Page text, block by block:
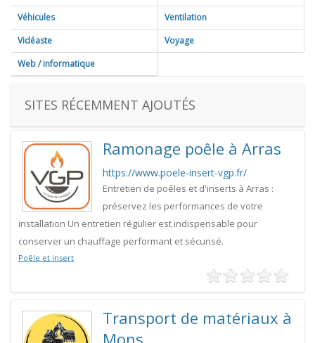
Sécurité
Véhicules
Auto-école
Concessionnaire(4)
Ventilation
Vidéaste
Voyage
Web / informatique
SITES RÉCEMMENT AJOUTÉS
Ramonage poêle à Arras
https://www.poele-insert-vgp.fr/
Entretien de poêles et d'inserts à Arras :
préservez les performances de votre
installation Un entretien régulier est indispensable pour
conserver un chauffage performant et sécurisé.
Poêle et insert
Transport de matériaux à
Mons